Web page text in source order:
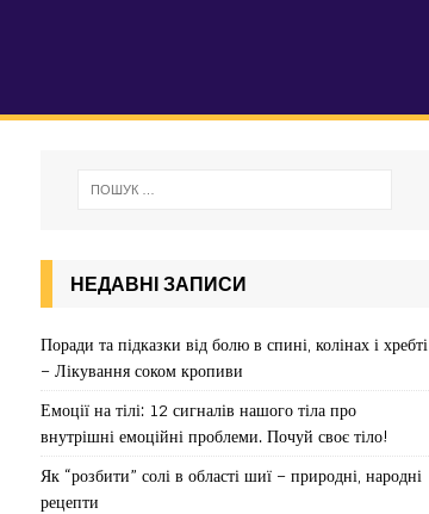
НЕДАВНІ ЗАПИСИ
Поради та підказки від болю в спині, колінах і хребті
– Лікування соком кропиви
Емоції на тілі: 12 сигналів нашого тіла про
внутрішні емоційні проблеми. Почуй своє тіло!
Як “розбити” солі в області шиї – природні, народні
рецепти